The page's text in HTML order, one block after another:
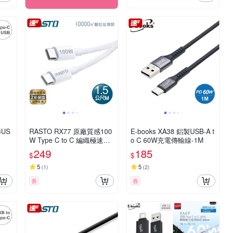
RASTO RX77 原廠質感100
W Type C to C 編織極速快
充傳輸線-1.5M
$249
5 (1)
券
E-books XA38 鋁製USB-A t
o C 60W充電傳輸線-1M
$185
5 (2)
券